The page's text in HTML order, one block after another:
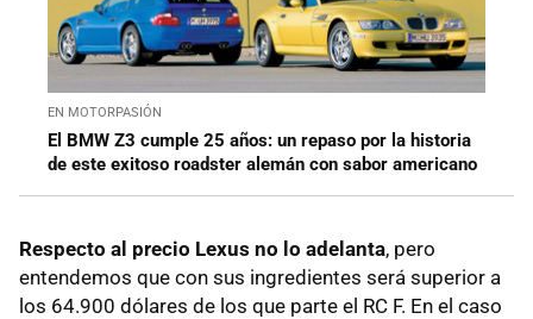
EN MOTORPASIÓN
El BMW Z3 cumple 25 años: un repaso por la historia
de este exitoso roadster alemán con sabor americano
Respecto al precio Lexus no lo adelanta, pero
entendemos que con sus ingredientes será superior a
los 64.900 dólares de los que parte el RC F. En el caso